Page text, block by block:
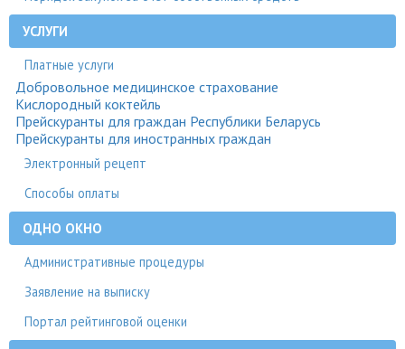
УСЛУГИ
Платные услуги
Добровольное медицинское страхование
Кислородный коктейль
Прейскуранты для граждан Республики Беларусь
Прейскуранты для иностранных граждан
Электронный рецепт
Способы оплаты
ОДНО ОКНО
Административные процедуры
Заявление на выписку
Портал рейтинговой оценки